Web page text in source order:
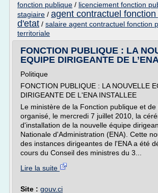
fonction publique / licenciement fonction
stagiaire / agent contractuel
d'etat / salaire agent contractuel fonction
territoriale
FONCTION PUBLIQUE : LA
EQUIPE DIRIGEANTE DE
Politique
FONCTION PUBLIQUE : LA NOUVELLE
DIRIGEANTE DE L'ENA INSTALLEE
Le ministère de la Fonction publique et de
organisé, le mercredi 7 juillet 2010, la
d'installation de la nouvelle équipe
Nationale d'Administration (ENA). Cette
des instances dirigeantes de l'ENA a été
cours du Conseil des ministres du 3...
Lire la suite
Site : gouv.ci